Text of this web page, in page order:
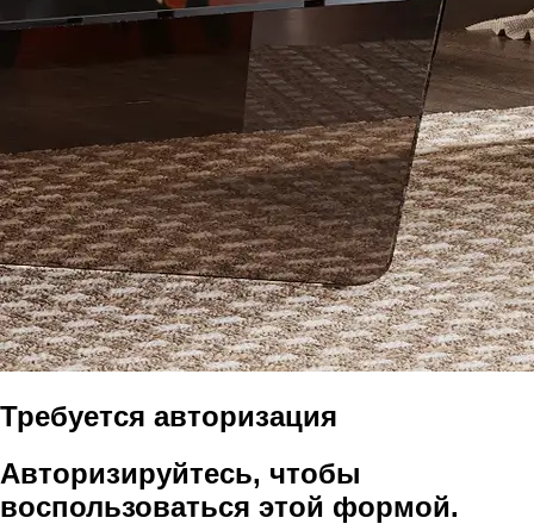
Требуется авторизация
Авторизируйтесь, чтобы
воспользоваться этой формой.